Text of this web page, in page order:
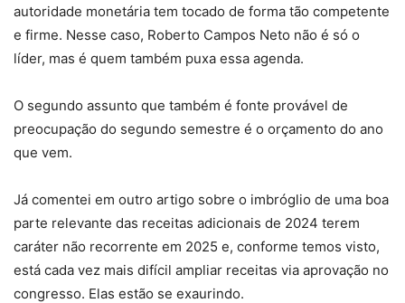
autoridade monetária tem tocado de forma tão competente
e firme. Nesse caso, Roberto Campos Neto não é só o
líder, mas é quem também puxa essa agenda.
O segundo assunto que também é fonte provável de
preocupação do segundo semestre é o orçamento do ano
que vem.
Já comentei em outro artigo sobre o imbróglio de uma boa
parte relevante das receitas adicionais de 2024 terem
caráter não recorrente em 2025 e, conforme temos visto,
está cada vez mais difícil ampliar receitas via aprovação no
congresso. Elas estão se exaurindo.